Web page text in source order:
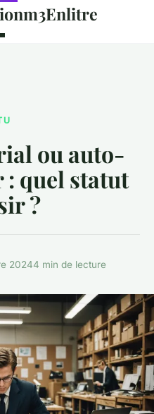
ou auto-
quel statut
?
20244 min de lecture